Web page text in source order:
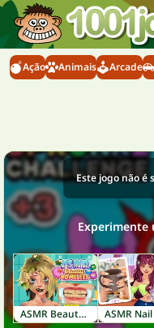
Ação Animais Arcade
Este jogo não é
Experimente
ASMR Beauty Homeless